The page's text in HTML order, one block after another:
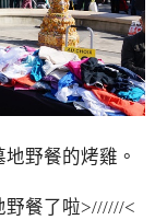
野餐的烤雞。
野餐了啦>//////<